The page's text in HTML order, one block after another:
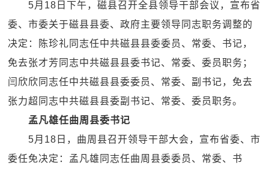
5月18日下午，磁县召开全县领导干部会议，宣布省
委、市委关于磁县县委、政府主要领导同志职务调整的
决定：陈珍礼同志任中共磁县县委委员、常委、书记，
免去张才芳同志中共磁县县委书记、常委、委员职务；
闫欣欣同志任中共磁县县委委员、常委、副书记，免去
张力超同志中共磁县县委副书记、常委、委员职务。
孟凡雄任曲周县委书记
5月18日，曲周县召开领导干部大会，宣布省委、市
委任免决定：孟凡雄同志任曲周县委委员、常委、书